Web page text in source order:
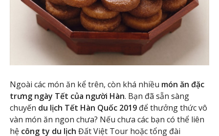
Ngoài các món ăn kể trên, còn khá nhiều món ăn đặc
trưng ngày Tết của người Hàn. Bạn đã sẵn sàng
chuyến du lịch Tết Hàn Quốc 2019 để thưởng thức vô
vàn món ăn ngon chưa? Nếu chưa các bạn có thể liên
hệ công ty du lịch Đất Việt Tour hoặc tổng đài